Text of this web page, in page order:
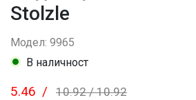
Stolzle
Модел: 9965
В наличност
10.92 /10.92
5.46 /